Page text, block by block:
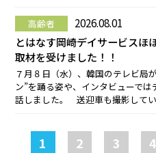
高齢者
2026.08.01
とはなす岡崎デイサービス
取材を受けました！！
７月８日（水）、韓国のテレビ局
ン”を踊る姿や、インタビューで
話しました。 送迎車も撮影して
1 2 3 4